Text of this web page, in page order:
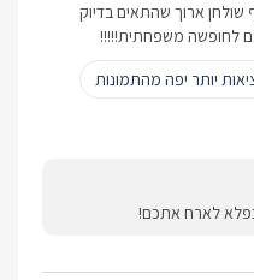
שולחן ארוך שהתאים בדיוק
לחופשה משפחתית!!!!!
יותר יפה מהתמונות
לארח אתכם!